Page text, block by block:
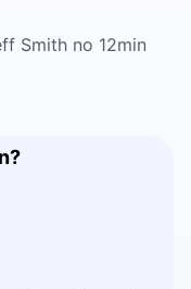
Smith no 12min